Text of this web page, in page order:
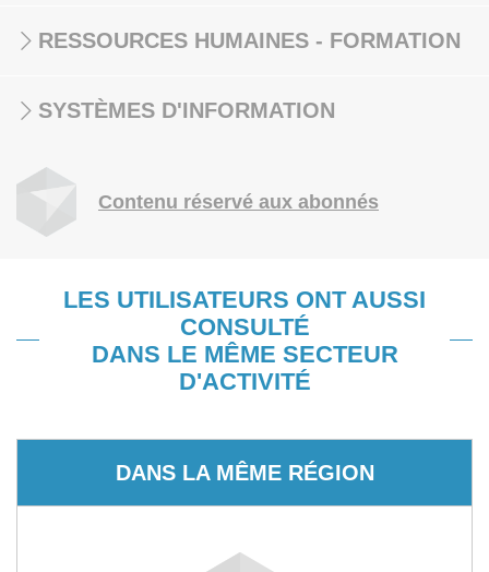
RESSOURCES HUMAINES - FORMATION
SYSTÈMES D'INFORMATION
Contenu réservé aux abonnés
LES UTILISATEURS ONT AUSSI
CONSULTÉ
DANS LE MÊME SECTEUR
D'ACTIVITÉ
DANS LA MÊME RÉGION